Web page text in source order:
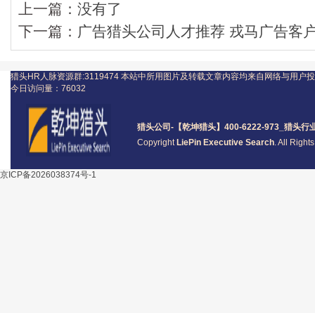
上一篇： 没有了
下一篇： 广告猎头公司人才推荐 戎马广告客
猎头公司 -【乾坤猎头】400-6222-973_ 猎头行
Copyright LiePin Executive Search. All
猎头HR人脉资源群:3119474 本站中所用图片及转载文章内容均来自网络与用户
今日访问量： 76032
京ICP备2026038374号-1